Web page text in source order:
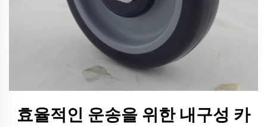
효율적인 운송을 위한 내구성 카